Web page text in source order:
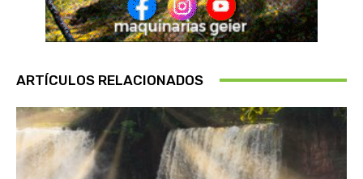
ARTÍCULOS RELACIONADOS